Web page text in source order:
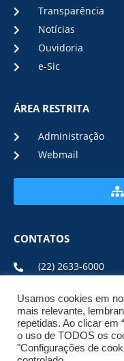
Transparência
Notícias
Ouvidoria
e-Sic
ÁREA RESTRITA
Administração
Webmail
CONTATOS
(22) 2633-6000
ENDEREÇO E
ESTRADA DA
DE SEGUNDA A
Usamos cookies em
mais relevante,
repetidas. Ao clicar em
o uso de TODOS os
"Configurações de